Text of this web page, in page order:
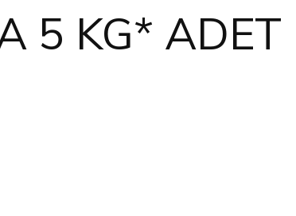
5 KG* ADET